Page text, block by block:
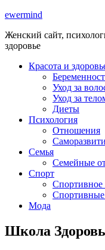
ewermind
Женский сайт,
здоровье
Красота и
Уход за
Уход за
Диеты
Психология
Отношения
Семья
Семейные
Спорт
Спортивное
Спортивные
Мода
Школа